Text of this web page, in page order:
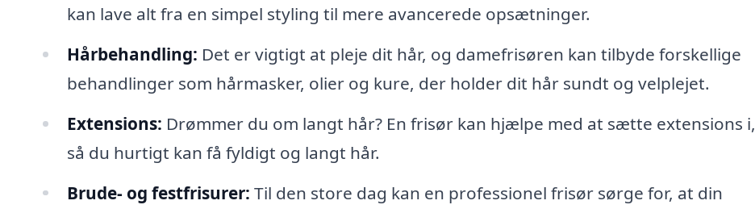
kan lave alt fra en simpel styling til mere avancerede opsætninger.
Hårbehandling: Det er vigtigt at pleje dit hår, og damefrisøren kan tilbyde forskellige
behandlinger som hårmasker, olier og kure, der holder dit hår sundt og velplejet.
Extensions: Drømmer du om langt hår? En frisør kan hjælpe med at sætte extensions i,
så du hurtigt kan få fyldigt og langt hår.
Brude- og festfrisurer: Til den store dag kan en professionel frisør sørge for, at din